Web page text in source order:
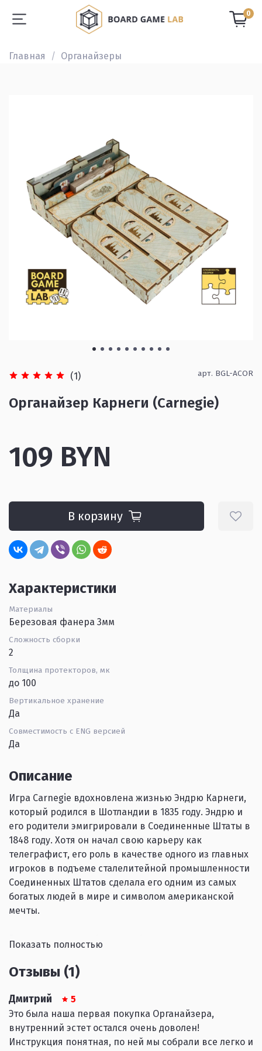
0
Главная Органайзеры
(1) арт. BGL-ACOR
Органайзер Карнеги (Carnegie)
109 BYN
В корзину
Характеристики
Материалы
Березовая фанера 3мм
Сложность сборки
2
Толщина протекторов, мк
до 100
Вертикальное хранение
Да
Совместимость с ENG версией
Да
Описание
Игра Carnegie вдохновлена жизнью Эндрю Карнеги,
который родился в Шотландии в 1835 году. Эндрю и
его родители эмигрировали в Соединенные Штаты в
1848 году. Хотя он начал свою карьеру как
телеграфист, его роль в качестве одного из главных
игроков в подъеме сталелитейной промышленности
Соединенных Штатов сделала его одним из самых
богатых людей в мире и символом американской
мечты.
Во время игры вы будете набирать и управлять
инвестировать в недвижимость, производить и
продавать товары, а также создавать транспортные
цепочки по всей территории Соединенных Штатов;
вы даже сможете работать с ключевыми личностями
той эпохи. Может быть, вы даже станете
прославленным благодетелем, который своими
Показать полностью
Отзывы (1)
Дмитрий
5
Это была наша первая покупка Органайзера,
внутренний эстет остался очень доволен!
Инструкция понятная, по ней мы собрали все легко и